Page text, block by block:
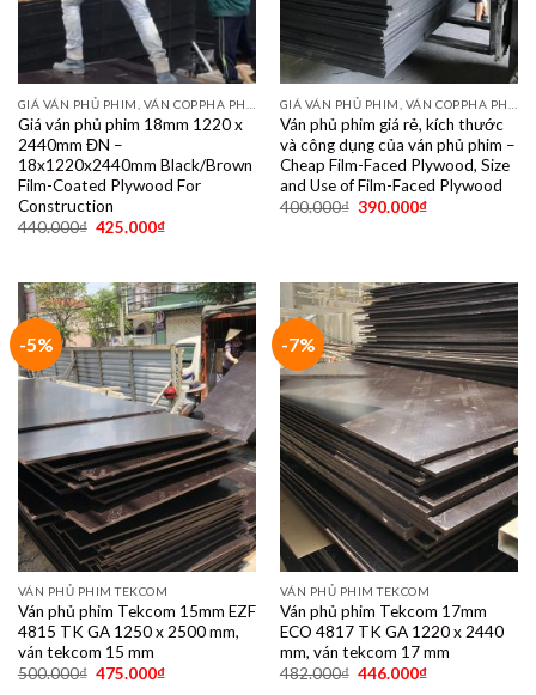
Giá ván phủ phim 18mm 1220 x
2440mm ĐN –
18x1220x2440mm Black/Brown
Film-Coated Plywood For
Construction
440.000₫ 425.000₫
Ván phủ phim giá rẻ, kích thước
và công dụng của ván phủ phim –
Cheap Film-Faced Plywood, Size
and Use of Film-Faced Plywood
400.000₫ 390.000₫
-5%
VÁN PHỦ PHIM TEKCOM
Ván phủ phim Tekcom 15mm EZF
4815 TK GA 1250 x 2500 mm,
ván tekcom 15 mm
500.000₫ 475.000₫
-7%
VÁN PHỦ PHIM TEKCOM
Ván phủ phim Tekcom 17mm
ECO 4817 TK GA 1220 x 2440
mm, ván tekcom 17 mm
482.000₫ 446.000₫